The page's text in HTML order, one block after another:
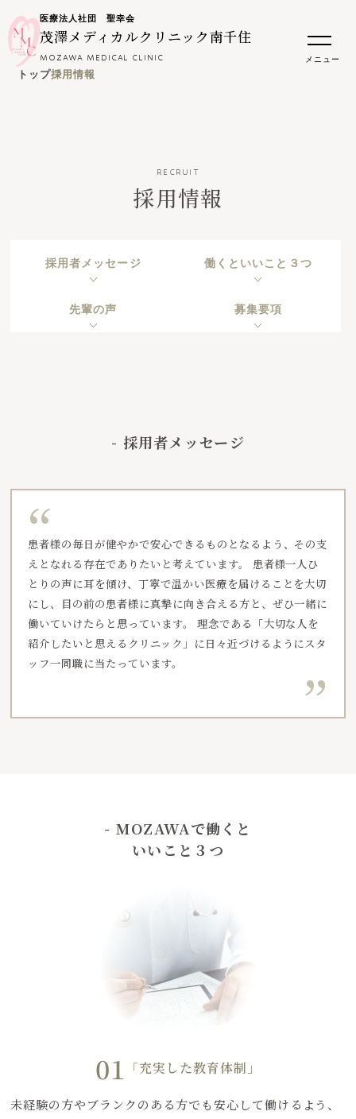
医療法人社団 聖幸会
茂澤メディカルクリニック南千住
MOZAWA MEDICAL CLINIC メニュー
トップ採用情報
RECRUIT
採用情報
採用者メッセージ 働くといいこと３つ
先輩の声 募集要項
- 採用者メッセージ
“
患者様の毎日が健やかで安心できるものとなるよう、その支
えとなれる存在でありたいと考えています。 患者様一人ひ
とりの声に耳を傾け、丁寧で温かい医療を届けることを大切
にし、目の前の患者様に真摯に向き合える方と、ぜひ一緒に
働いていけたらと思っています。 理念である「大切な人を
紹介したいと思えるクリニック」に日々近づけるようにスタ
ッフ一同職に当たっています。
”
- MOZAWAで働くと
いいこと３つ
01 「充実した教育体制」
未経験の方やブランクのある方でも安心して働けるよう、